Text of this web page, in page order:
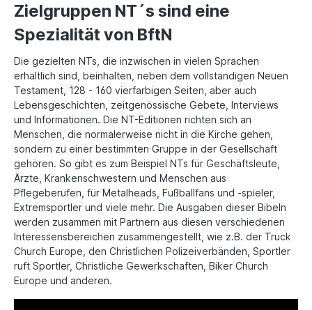
Zielgruppen NT´s sind eine
Spezialität von BftN
Die gezielten NTs, die inzwischen in vielen Sprachen
erhältlich sind, beinhalten, neben dem vollständigen Neuen
Testament, 128 - 160 vierfarbigen Seiten, aber auch
Lebensgeschichten, zeitgenössische Gebete, Interviews
und Informationen. Die NT-Editionen richten sich an
Menschen, die normalerweise nicht in die Kirche gehen,
sondern zu einer bestimmten Gruppe in der Gesellschaft
gehören. So gibt es zum Beispiel NTs für Geschäftsleute,
Ärzte, Krankenschwestern und Menschen aus
Pflegeberufen, für Metalheads, Fußballfans und -spieler,
Extremsportler und viele mehr. Die Ausgaben dieser Bibeln
werden zusammen mit Partnern aus diesen verschiedenen
Interessensbereichen zusammengestellt, wie z.B. der Truck
Church Europe, den Christlichen Polizeiverbänden, Sportler
ruft Sportler, Christliche Gewerkschaften, Biker Church
Europe und anderen.